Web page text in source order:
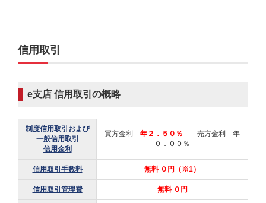
信用取引
e支店 信用取引の概略
制度信用取引および
一般信用取引
信用金利
買方金利 年２．５０％ 売方金利 年
０．００％
信用取引手数料 無料 ０円（※1）
信用取引管理費 無料 ０円